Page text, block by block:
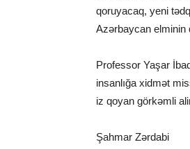
qoruyacaq, yeni
Azərbaycan elminin
Professor Yaşar
insanlığa xidmət
iz qoyan görkəmli
Şahmar Zərdabi